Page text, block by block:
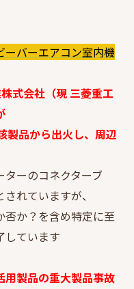
ーバーエアコン室内機
式会社（現 三菱重工
製品から出火し、周辺
ーのコネクターブ
れていますが、
否か？を含め特定に至
しています
製品の重大製品事故